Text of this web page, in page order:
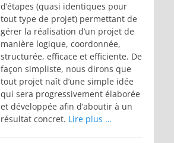
d’étapes (quasi identiques pour
tout type de projet) permettant de
gérer la réalisation d’un projet de
manière logique, coordonnée,
structurée, efficace et efficiente. De
façon simpliste, nous dirons que
tout projet naît d’une simple idée
qui sera progressivement élaborée
et développée afin d’aboutir à un
résultat concret. Lire plus …